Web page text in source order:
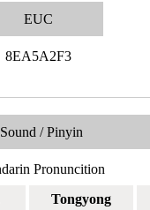
EUC
8EA5A2F3
Sound / Pinyin
Pronuncition
Tongyong